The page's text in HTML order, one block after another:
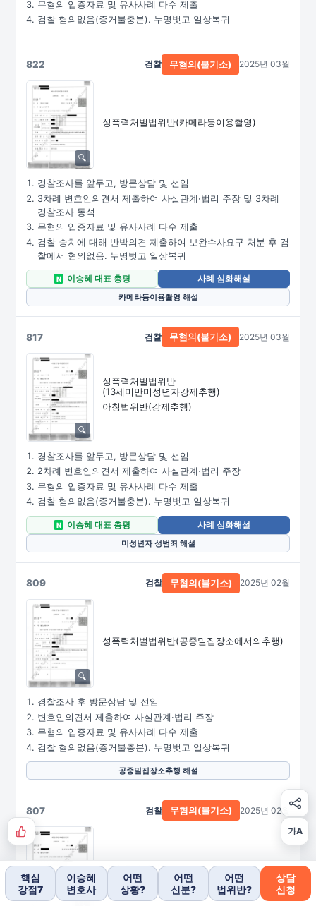
무혐의 입증자료 및 유사사례 다수 제출
검찰 혐의없음(증거불충분). 누명벗고 일상복귀
822
성폭력처벌법위반(카메라등이용촬영)
검찰 무혐의(불기소) 2025년 03월
경찰조사를 앞두고, 방문상담 및 선임
3차례 변호인의견서 제출하여 사실관계·법리 주장 및 3차례
경찰조사 동석
무혐의 입증자료 및 유사사례 다수 제출
검찰 송치에 대해 반박의견 제출하여 보완수사요구 처분 후 검
찰에서 혐의없음. 누명벗고 일상복귀
N 이승혜 대표 총평
사례 심화해설
카메라등이용촬영 해설
817
성폭력처벌법위반
(13세미만미성년자강제추행)
아청법위반(강제추행)
검찰 무혐의(불기소) 2025년 03월
경찰조사를 앞두고, 방문상담 및 선임
2차례 변호인의견서 제출하여 사실관계·법리 주장
무혐의 입증자료 및 유사사례 다수 제출
검찰 혐의없음(증거불충분). 누명벗고 일상복귀
N 이승혜 대표 총평
사례 심화해설
미성년자 성범죄 해설
809
성폭력처벌법위반(공중밀집장소에서의추행)
검찰 무혐의(불기소) 2025년 02월
경찰조사 후 방문상담 및 선임
변호인의견서 제출하여 사실관계·법리 주장
무혐의 입증자료 및 유사사례 다수 제출
검찰 혐의없음(증거불충분). 누명벗고 일상복귀
공중밀집장소추행 해설
807
강간·유사강간
검찰 무혐의(불기소)
2025년 02월
가A
핵심
강점7
이승혜
변호사
어떤
상황?
어떤
신분?
어떤
법위반?
상담
신청